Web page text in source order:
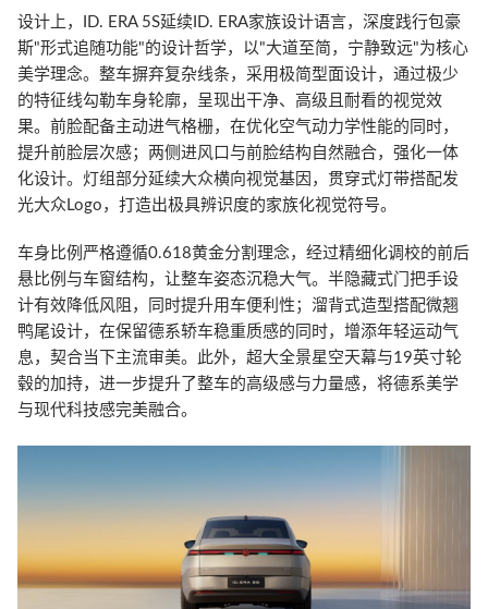
设计上，ID. ERA 5S延续ID. ERA家族设计语言，深度践行包豪
斯"形式追随功能"的设计哲学，以"大道至简，宁静致远"为核心
美学理念。整车摒弃复杂线条，采用极简型面设计，通过极少
的特征线勾勒车身轮廓，呈现出干净、高级且耐看的视觉效
果。前脸配备主动进气格栅，在优化空气动力学性能的同时，
提升前脸层次感；两侧进风口与前脸结构自然融合，强化一体
化设计。灯组部分延续大众横向视觉基因，贯穿式灯带搭配发
光大众Logo，打造出极具辨识度的家族化视觉符号。
车身比例严格遵循0.618黄金分割理念，经过精细化调校的前后
悬比例与车窗结构，让整车姿态沉稳大气。半隐藏式门把手设
计有效降低风阻，同时提升用车便利性；溜背式造型搭配微翘
鸭尾设计，在保留德系轿车稳重质感的同时，增添年轻运动气
息，契合当下主流审美。此外，超大全景星空天幕与19英寸轮
毂的加持，进一步提升了整车的高级感与力量感，将德系美学
与现代科技感完美融合。